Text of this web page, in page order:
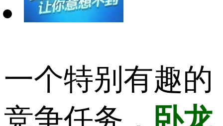
一个特别有趣的